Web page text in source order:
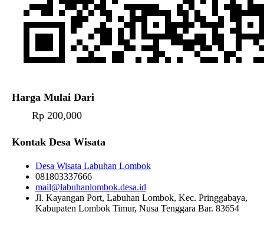
Harga Mulai Dari
Rp 200,000
Kontak Desa Wisata
Desa Wisata Labuhan Lombok
081803337666
mail@labuhanlombok.desa.id
Jl. Kayangan Port, Labuhan Lombok, Kec. Pringgabaya,
Kabupaten Lombok Timur, Nusa Tenggara Bar. 83654